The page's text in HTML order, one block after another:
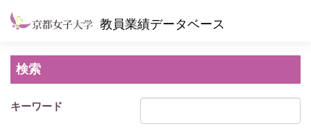
教員業績データベース
検索
キーワード